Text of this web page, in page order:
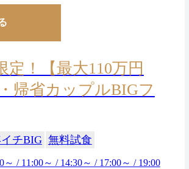
定！【最大110万円
帰省カップルBIGフ
チBIG 無料試食
～ / 11:00～ / 14:30～ / 17:00～ / 19:00